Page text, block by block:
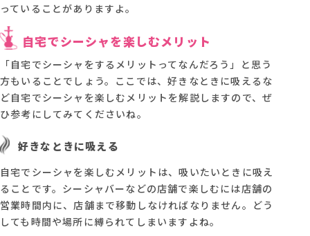
っていることがありますよ。
自宅でシーシャを楽しむメリット
「自宅でシーシャをするメリットってなんだろう」と思う
方もいることでしょう。ここでは、好きなときに吸えるな
ど自宅でシーシャを楽しむメリットを解説しますので、ぜ
ひ参考にしてみてくださいね。
好きなときに吸える
自宅でシーシャを楽しむメリットは、吸いたいときに吸え
ることです。シーシャバーなどの店舗で楽しむには店舗の
営業時間内に、店舗まで移動しなければなりません。どう
しても時間や場所に縛られてしまいますよね。